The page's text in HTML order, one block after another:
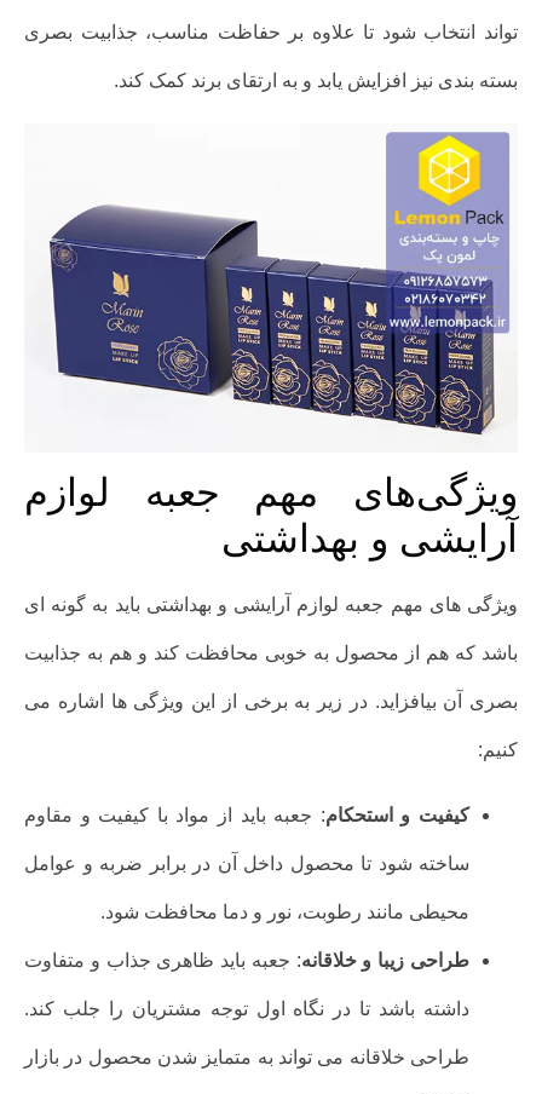
تواند انتخاب شود تا علاوه بر حفاظت مناسب، جذابیت بصری
بسته بندی نیز افزایش یابد و به ارتقای برند کمک کند.
ویژگی‌های مهم جعبه لوازم
آرایشی و بهداشتی
ویژگی های مهم جعبه لوازم آرایشی و بهداشتی باید به گونه ای
باشد که هم از محصول به خوبی محافظت کند و هم به جذابیت
بصری آن بیافزاید. در زیر به برخی از این ویژگی ها اشاره می
کنیم:
کیفیت و استحکام: جعبه باید از مواد با کیفیت و مقاوم
ساخته شود تا محصول داخل آن در برابر ضربه و عوامل
محیطی مانند رطوبت، نور و دما محافظت شود.
طراحی زیبا و خلاقانه: جعبه باید ظاهری جذاب و متفاوت
داشته باشد تا در نگاه اول توجه مشتریان را جلب کند.
طراحی خلاقانه می تواند به متمایز شدن محصول در بازار